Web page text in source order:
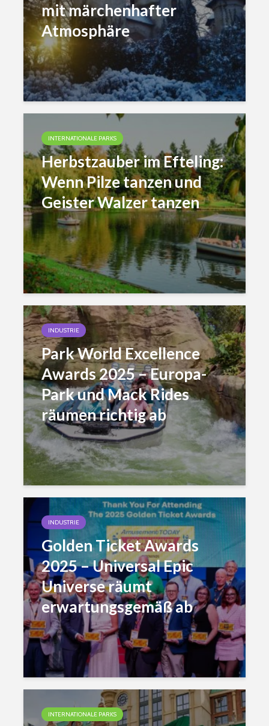
mit märchenhafter
Atmosphäre
INTERNATIONALE PARKS
Herbstzauber im Efteling:
Wenn Pilze tanzen und
Geister Walzer tanzen
INDUSTRIE
Park World Excellence
Awards 2025 – Europa-
Park und Mack Rides
räumen richtig ab
INDUSTRIE
Golden Ticket Awards
2025 – Universal Epic
Universe räumt
erwartungsgemäß ab
INTERNATIONALE PARKS